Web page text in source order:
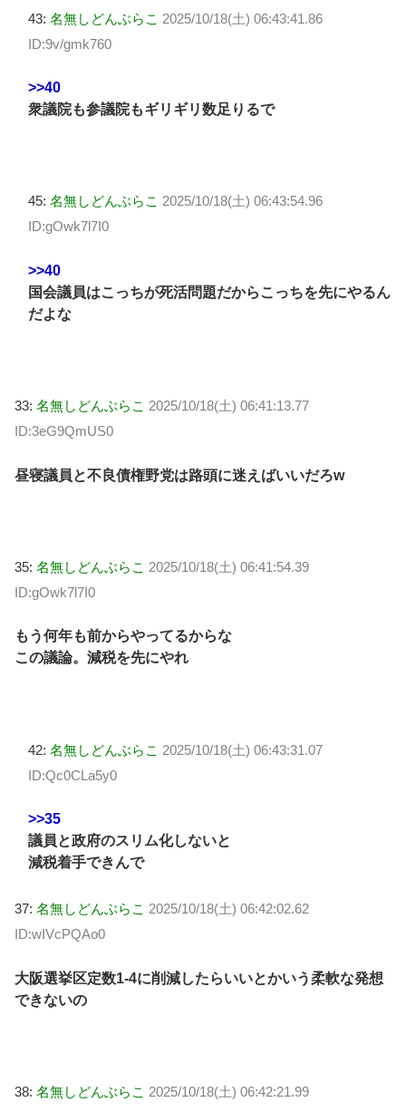
43: 名無しどんぶらこ 2025/10/18(土) 06:43:41.86
ID:9v/gmk760
>>40
衆議院も参議院もギリギリ数足りるで
45: 名無しどんぶらこ 2025/10/18(土) 06:43:54.96
ID:gOwk7l7I0
>>40
国会議員はこっちが死活問題だからこっちを先にやるん
だよな
33: 名無しどんぶらこ 2025/10/18(土) 06:41:13.77
ID:3eG9QmUS0
昼寝議員と不良債権野党は路頭に迷えばいいだろw
35: 名無しどんぶらこ 2025/10/18(土) 06:41:54.39
ID:gOwk7l7I0
もう何年も前からやってるからな
この議論。減税を先にやれ
42: 名無しどんぶらこ 2025/10/18(土) 06:43:31.07
ID:Qc0CLa5y0
>>35
議員と政府のスリム化しないと
減税着手できんで
37: 名無しどんぶらこ 2025/10/18(土) 06:42:02.62
ID:wIVcPQAo0
大阪選挙区定数1‐4に削減したらいいとかいう柔軟な発想
できないの
38: 名無しどんぶらこ 2025/10/18(土) 06:42:21.99